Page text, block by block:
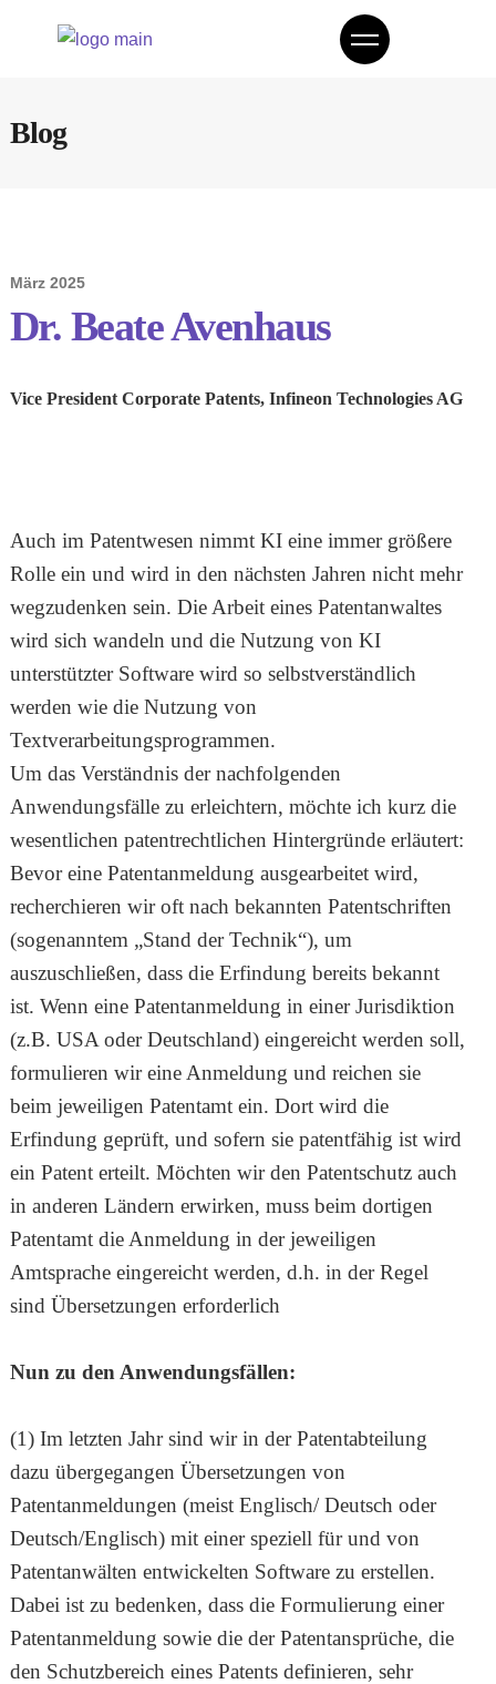
Blog
März 2025
Dr. Beate Avenhaus
Vice President Corporate Patents, Infineon Technologies AG
Auch im Patentwesen nimmt KI eine immer größere
Rolle ein und wird in den nächsten Jahren nicht mehr
wegzudenken sein. Die Arbeit eines Patentanwaltes
wird sich wandeln und die Nutzung von KI
unterstützter Software wird so selbstverständlich
werden wie die Nutzung von
Textverarbeitungsprogrammen.
Um das Verständnis der nachfolgenden
Anwendungsfälle zu erleichtern, möchte ich kurz die
wesentlichen patentrechtlichen Hintergründe erläutert:
Bevor eine Patentanmeldung ausgearbeitet wird,
recherchieren wir oft nach bekannten Patentschriften
(sogenanntem „Stand der Technik“), um
auszuschließen, dass die Erfindung bereits bekannt
ist. Wenn eine Patentanmeldung in einer Jurisdiktion
(z.B. USA oder Deutschland) eingereicht werden soll,
formulieren wir eine Anmeldung und reichen sie
beim jeweiligen Patentamt ein. Dort wird die
Erfindung geprüft, und sofern sie patentfähig ist wird
ein Patent erteilt. Möchten wir den Patentschutz auch
in anderen Ländern erwirken, muss beim dortigen
Patentamt die Anmeldung in der jeweiligen
Amtsprache eingereicht werden, d.h. in der Regel
sind Übersetzungen erforderlich
Nun zu den Anwendungsfällen:
(1) Im letzten Jahr sind wir in der Patentabteilung
dazu übergegangen Übersetzungen von
Patentanmeldungen (meist Englisch/ Deutsch oder
Deutsch/Englisch) mit einer speziell für und von
Patentanwälten entwickelten Software zu erstellen.
Dabei ist zu bedenken, dass die Formulierung einer
Patentanmeldung sowie die der Patentansprüche, die
den Schutzbereich eines Patents definieren, sehr